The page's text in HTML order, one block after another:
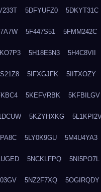
5DFYUFZ0 5DKYT31C
5F447S51 5FMM242C
5H18E5N3 5H4C8VII
5IFXGJFK 5IITXOZY
5KEFVRBK 5KFBILGV
5KZYHXKG
5LY0K9GU 5M4U4YA3
5NCKLFPQ 5NI5PO7L
5NZ2F7XQ 5OGIRQDY